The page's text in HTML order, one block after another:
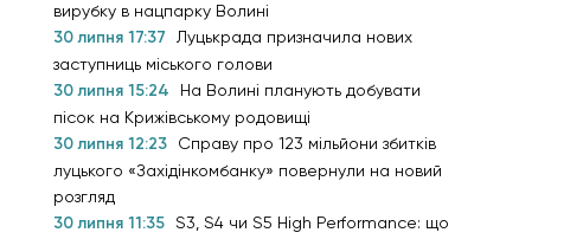
вирубку в нацпарку Волині
30 липня 17:37
Луцькрада призначила нових
заступниць міського голови
30 липня 15:24
На Волині планують добувати
пісок на Крижівському родовищі
30 липня 12:23
Справу про 123 мільйони збитків
луцького «Західінкомбанку» повернули на новий
розгляд
30 липня 11:35 S3, S4 чи S5 High Performance: що